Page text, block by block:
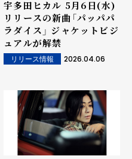
宇多田ヒカル 5月6日(水)
リリースの新曲「パッパパ
ラダイス」 ジャケットビジ
ュアルが解禁
リリース情報 2026.04.06